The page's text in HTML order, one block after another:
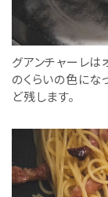
グアンチャーレは
のくらいの色にな
ど残します。